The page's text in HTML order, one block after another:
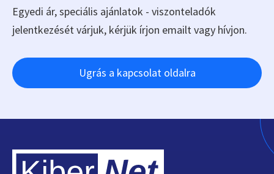
Egyedi ár, speciális ajánlatok - viszonteladók
jelentkezését várjuk, kérjük írjon emailt vagy hívjon.
Ugrás a kapcsolat oldalra